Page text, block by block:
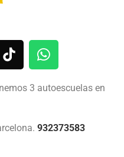
3 autoescuelas en
932373583